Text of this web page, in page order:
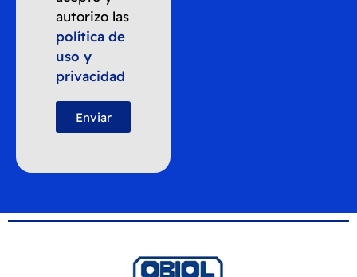
autorizo las
política de
uso y
privacidad
Enviar